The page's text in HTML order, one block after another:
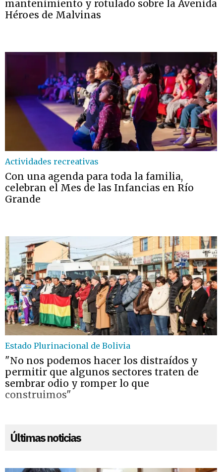
mantenimiento y rotulado sobre la Avenida
Héroes de Malvinas
Actividades recreativas
Con una agenda para toda la familia,
celebran el Mes de las Infancias en Río
Grande
Estado Plurinacional de Bolivia
"No nos podemos hacer los distraídos y
permitir que algunos sectores traten de
sembrar odio y romper lo que
construimos"
Últimas noticias